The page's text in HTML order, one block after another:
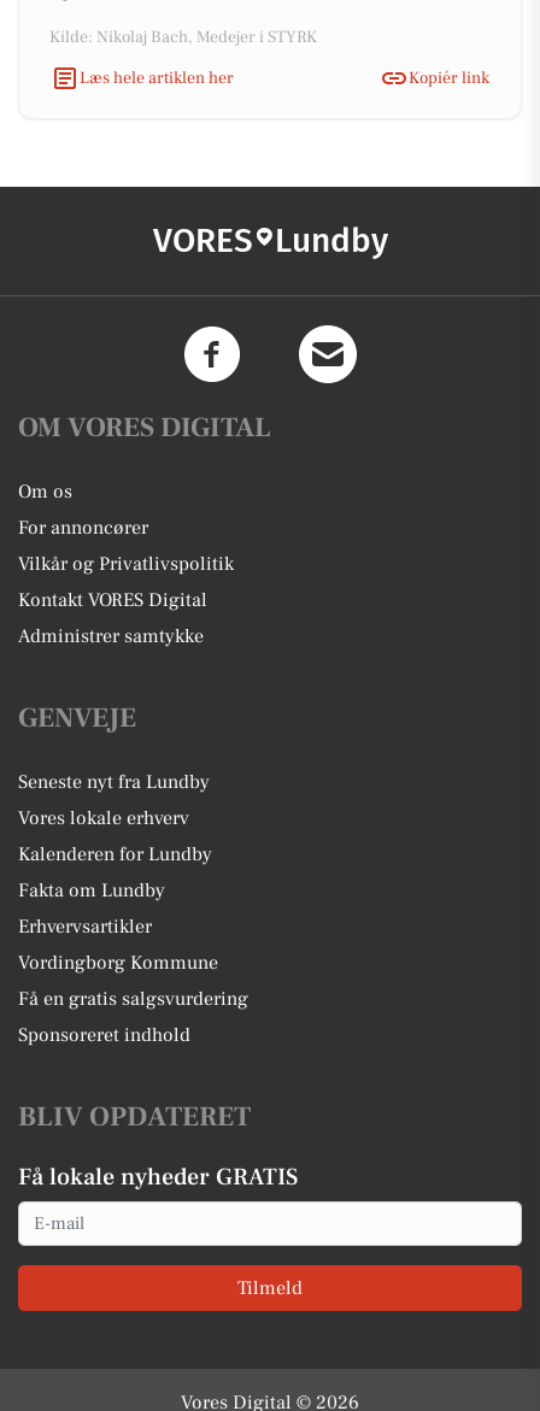
Kilde: Nikolaj Bach, Medejer i STYRK
Læs hele artiklen her
Kopiér link
VORES Lundby
OM VORES DIGITAL
Om os
For annoncører
Vilkår og Privatlivspolitik
Kontakt VORES Digital
Administrer samtykke
GENVEJE
Seneste nyt fra Lundby
Vores lokale erhverv
Kalenderen for Lundby
Fakta om Lundby
Erhvervsartikler
Vordingborg Kommune
Få en gratis salgsvurdering
Sponsoreret indhold
BLIV OPDATERET
Få lokale nyheder GRATIS
Email
Tilmeld
Vores Digital © 2026